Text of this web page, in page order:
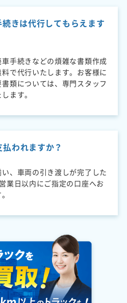
きは代行してもらえます
手続きなどの煩雑な書類作成
で代行いたします。お客様に
類については、専門スタッフ
ます。
われますか？
、車両の引き渡しが完了した
業日以内にご指定の口座へお